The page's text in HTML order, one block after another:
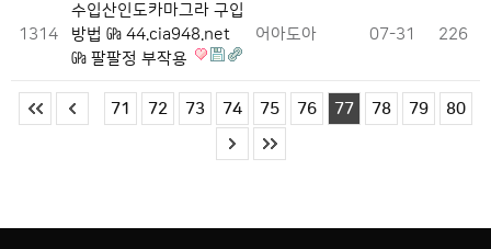
1314
수입산인도카마그라 구입
방법 ㎬ 44.cia948.net
㎬ 팔팔정 부작용
어아도아 07-31 226
71 72 73 74 75 76 77 78 79 80